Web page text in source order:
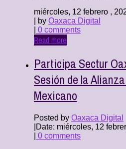
miércoles, 12 febrero ,
| by Oaxaca Digital
0 comments
Read more
Participa Sectur
Sesión de la
Mexicano
Posted by Oaxaca Digital
Date: miércoles, 12
0 comments